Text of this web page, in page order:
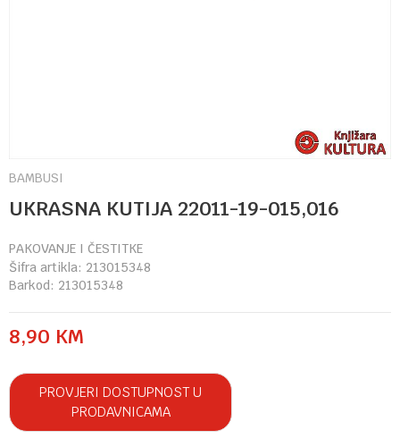
BAMBUSI
UKRASNA KUTIJA 22011-19-015,016
PAKOVANJE I ČESTITKE
Šifra artikla: 213015348
Barkod: 213015348
8,90 KM
PROVJERI DOSTUPNOST U
PRODAVNICAMA